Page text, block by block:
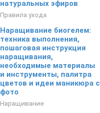
натуральных эфиров
Правила ухода
Наращивание биогелем:
техника выполнения,
пошаговая инструкция
наращивания,
необходимые материалы
и инструменты, палитра
цветов и идеи маникюра с
фото
Наращивание